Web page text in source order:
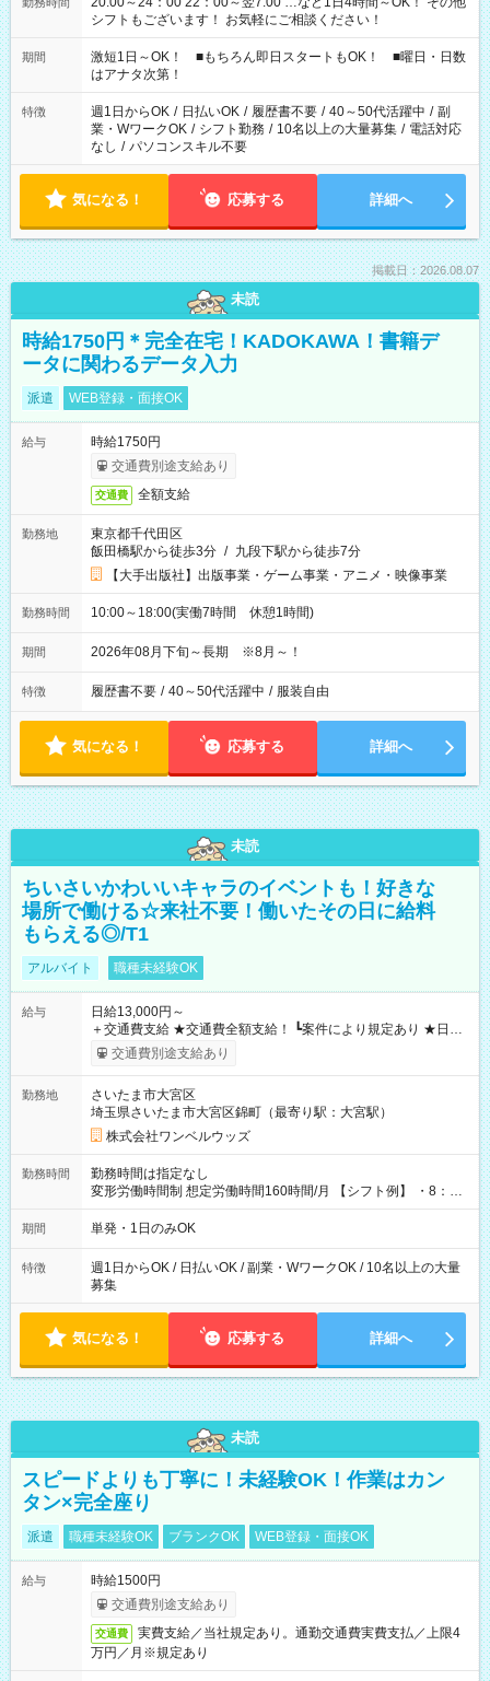
シフトもございます！ お気軽にご相談ください！
期間
激短1日～OK！ ■もちろん即日スタートもOK！ ■曜日・日数
はアナタ次第！
特徴 週1日からOK / 日払いOK / 履歴書不要 / 40～50代活躍中 / 副
業・WワークOK / シフト勤務 / 10名以上の大量募集 / 電話対応
なし / パソコンスキル不要
気になる！ 応募する 詳細へ
掲載日：2026.08.07
未読
時給1750円＊完全在宅！KADOKAWA！書籍デ
ータに関わるデータ入力
派遣 WEB登録・面接OK
給与
時給1750円
交通費別途支給あり
交通費 全額支給
勤務地
東京都千代田区
飯田橋駅から徒歩3分 / 九段下駅から徒歩7分
【大手出版社】出版事業・ゲーム事業・アニメ・映像事業
勤務時間 10:00～18:00(実働7時間 休憩1時間)
期間 2026年08月下旬～長期 ※8月～！
特徴 履歴書不要 / 40～50代活躍中 / 服装自由
気になる！ 応募する 詳細へ
未読
ちいさいかわいいキャラのイベントも！好きな
場所で働ける☆来社不要！働いたその日に給料
もらえる◎/T1
アルバイト 職種未経験OK
給与
日給13,000円～
＋交通費支給 ★交通費全額支給！ ┗案件により規定あり ★日払
いOK！（規定あり） ┗働いたその日に現金GET♪ お仕事後はコ
ンビニATMから 日払い分を引き落とせます！ 【試用期間】試
交通費別途支給あり
勤務地
さいたま市大宮区
埼玉県さいたま市大宮区錦町（最寄り駅：大宮駅）
株式会社ワンベルウッズ
勤務時間
勤務時間は指定なし
変形労働時間制 想定労働時間160時間/月 【シフト例】 ・8：00
～21：00
期間 単発・1日のみOK
特徴
週1日からOK / 日払いOK / 副業・WワークOK / 10名以上の大量
募集
気になる！ 応募する 詳細へ
未読
スピードよりも丁寧に！未経験OK！作業はカン
タン×完全座り
派遣 職種未経験OK ブランクOK WEB登録・面接OK
給与
時給1500円
交通費別途支給あり
交通費
実費支給／当社規定あり。通勤交通費実費支払／上限4
万円／月※規定あり